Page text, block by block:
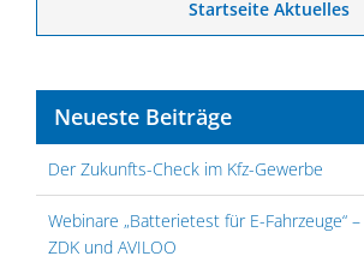
Startseite Aktuelles
Neueste Beiträge
Der Zukunfts-Check im Kfz-Gewerbe
Webinare „Batterietest für E-Fahrzeuge“
ZDK und AVILOO